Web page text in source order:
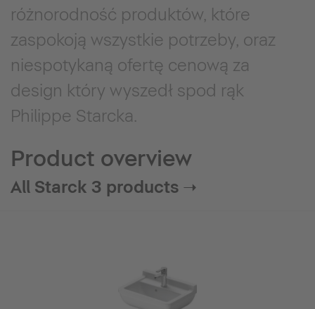
różnorodność produktów, które
zaspokoją wszystkie potrzeby, oraz
niespotykaną ofertę cenową za
design który wyszedł spod rąk
Philippe Starcka.
Product overview
All Starck 3 products ➝